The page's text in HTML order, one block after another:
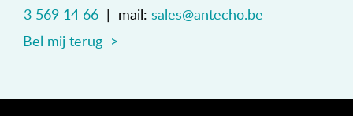
3 569 14 66 | mail: sales@antecho.be
Bel mij terug >